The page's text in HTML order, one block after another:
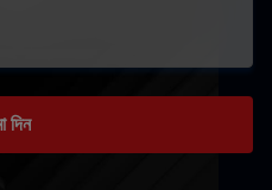
দিন